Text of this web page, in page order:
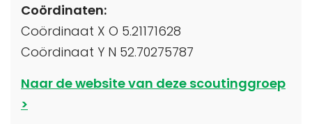
Coördinaten:
Coördinaat X O 5.21171628
Coördinaat Y N 52.70275787
Naar de website van deze scoutinggroep